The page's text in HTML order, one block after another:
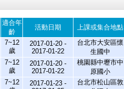
適合年
齡
活動日期 上課或集合地點
7~12
歲
2017-01-20 -
2017-01-22
台北市大安區懷
生國中
7~12
歲
2017-01-20 -
2017-01-22
桃園縣中壢市中
原國小
7~12
2017-01-23 -
台北市松山區敦